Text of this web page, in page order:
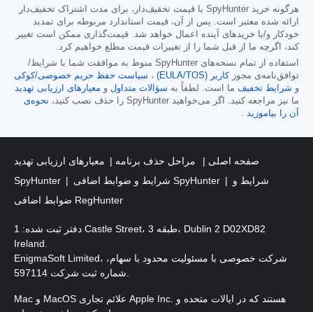
هرگونه خرید SpyHunter با قیمت تخفیف‌دار، برای مدت اشتراک تخفیف‌دار
ارائه شده معتبر است. پس از آن، قیمت استاندارد مربوطه برای تمدید
خودکار و/یا خریدهای آینده اعمال خواهد شد. قیمت‌گذاری ممکن است تغییر
کند، اگرچه ما از قبل شما را از تغییرات قیمت مطلع خواهیم کرد.
استفاده از تمام نسخه‌های SpyHunter منوط به موافقت شما با شرایط/
توافق‌نامه‌ی مجوزکاربر (EULA/TOS) ، سیاست حفظ حریم خصوصی/کوکی
و شرایط تخفیف ما است. لطفاً به سؤالات متداول و معیارهای ارزیابی تهدید
ما نیز مراجعه کنید. اگر می‌خواهید SpyHunter را حذف نصب کنید،
نحوه‌ی
آن را بیاموزید .
صفحه اصلی مراحل حذف برنامه
معیارهای ارزیابی تهدید
SpyHunter
شرایط و ضوابط اضافی SpyHunter
شرایط و
ضوابط اضافی RegHunter
دفتر ثبت شده: 1 Castle Street، طبقه 3، Dublin 2 D02XD82
Ireland.
EnigmaSoft Limited، شرکت خصوصی با مسئولیت محدود با سهام،
Mac و MacOS علائم تجاری Apple Inc. هستند که در ایالات متحده و